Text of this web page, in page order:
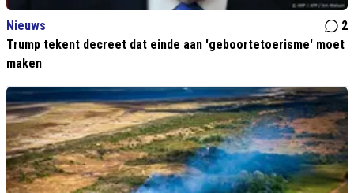
Nieuws
2
Trump tekent decreet dat einde aan 'geboortetoerisme' moet
maken